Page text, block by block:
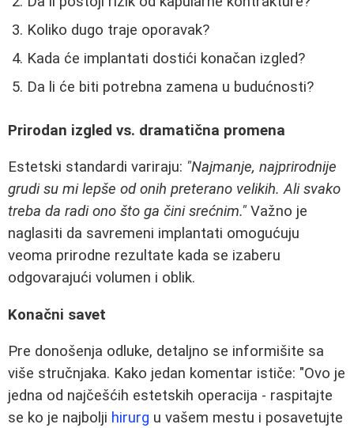
Koliko dugo traje oporavak?
Kada će implantati dostići konačan izgled?
Da li će biti potrebna zamena u budućnosti?
Prirodan izgled vs. dramatična promena
Estetski standardi variraju: "Najmanje, najprirodnije
grudi su mi lepše od onih preterano velikih. Ali svako
treba da radi ono što ga čini srećnim." Važno je
naglasiti da savremeni implantati omogućuju
veoma prirodne rezultate kada se izaberu
odgovarajući volumen i oblik.
Konačni savet
Pre donošenja odluke, detaljno se informišite sa
više stručnjaka. Kako jedan komentar ističe: "Ovo je
jedna od najčešćih estetskih operacija - raspitajte
se ko je najbolji hirurg u vašem mestu i posavetujte